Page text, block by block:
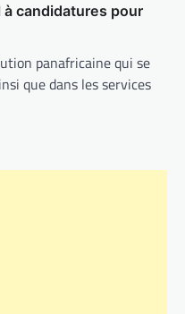
à candidatures pour
panafricaine qui se
que dans les services